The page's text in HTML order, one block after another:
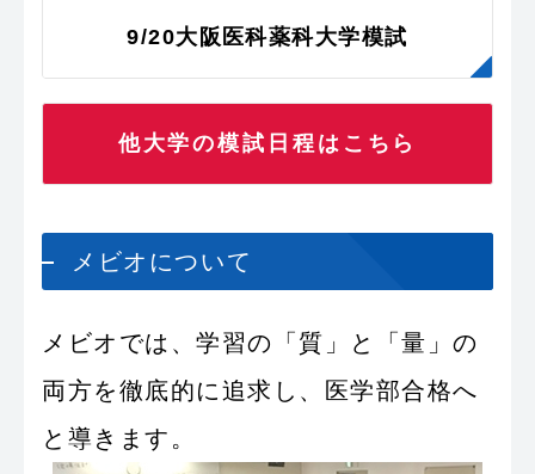
9/20大阪医科薬科大学模試
他大学の模試日程はこちら
メビオについて
メビオでは、学習の「質」と「量」の
両方を徹底的に追求し、医学部合格へ
と導きます。